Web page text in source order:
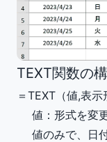
TEXT関数の
＝TEXT（値,表示
値 ：形式を変
値のみで、日